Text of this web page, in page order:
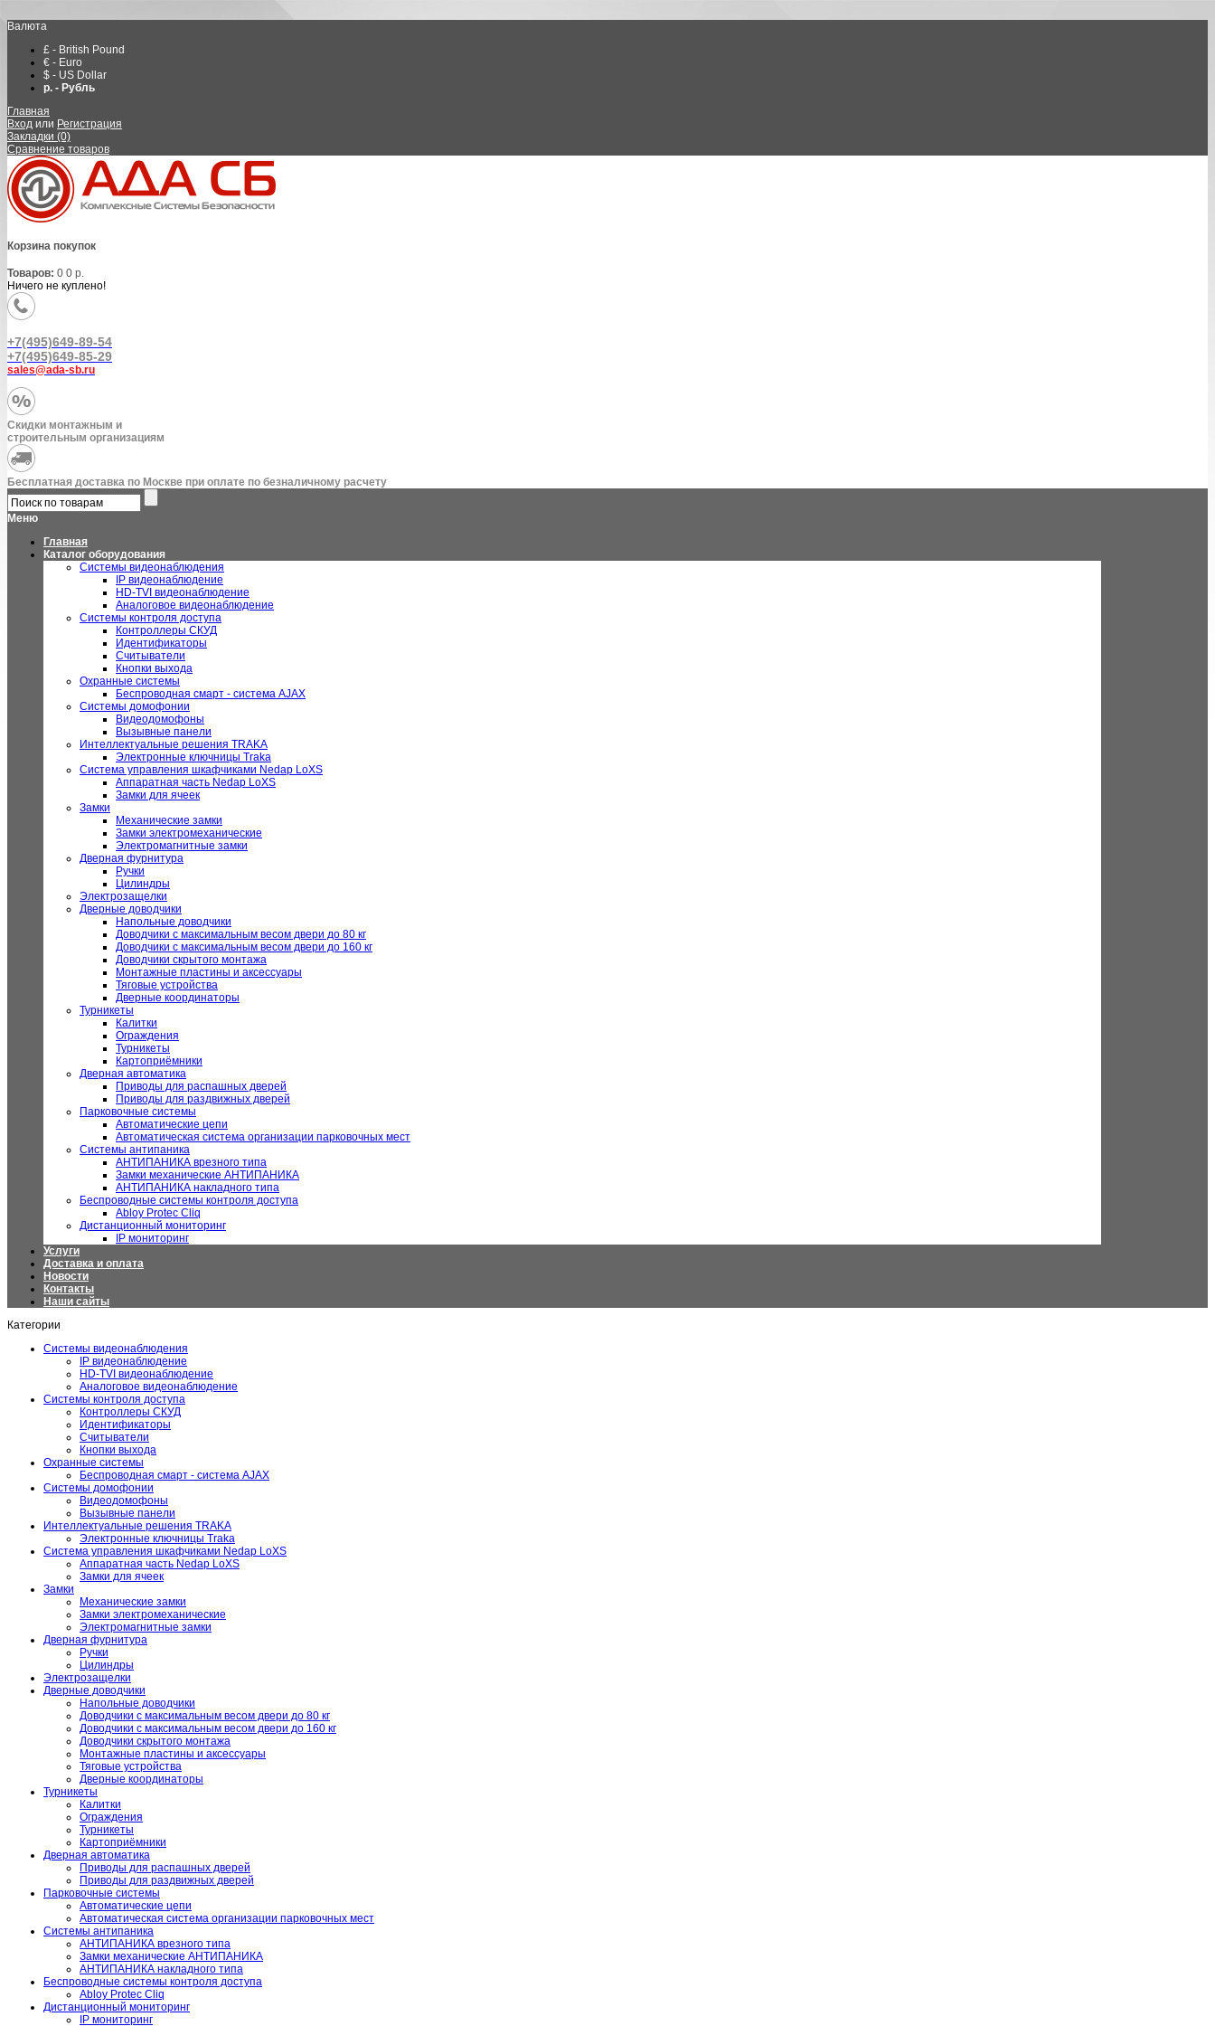
Валюта
£ - British Pound
€ - Euro
$ - US Dollar
р. - Рубль
Главная
Вход или Регистрация
Закладки (0)
Сравнение товаров
Корзина покупок
Товаров: 0 0 р.
Ничего не куплено!
+7(495)649-89-54
+7(495)649-85-29
sales@ada-sb.ru
Скидки монтажным и
строительным организациям
Бесплатная доставка по Москве при оплате по безналичному расчету
Меню
Главная
Каталог оборудования
Системы видеонаблюдения
IP видеонаблюдение
HD-TVI видеонаблюдение
Аналоговое видеонаблюдение
Системы контроля доступа
Контроллеры СКУД
Идентификаторы
Считыватели
Кнопки выхода
Охранные системы
Беспроводная смарт - система AJAX
Системы домофонии
Видеодомофоны
Вызывные панели
Интеллектуальные решения TRAKA
Электронные ключницы Traka
Система управления шкафчиками Nedap LoXS
Аппаратная часть Nedap LoXS
Замки для ячеек
Замки
Механические замки
Замки электромеханические
Электромагнитные замки
Дверная фурнитура
Ручки
Цилиндры
Электрозащелки
Дверные доводчики
Напольные доводчики
Доводчики с максимальным весом двери до 80 кг
Доводчики с максимальным весом двери до 160 кг
Доводчики скрытого монтажа
Монтажные пластины и аксессуары
Тяговые устройства
Дверные координаторы
Турникеты
Калитки
Ограждения
Турникеты
Картоприёмники
Дверная автоматика
Приводы для распашных дверей
Приводы для раздвижных дверей
Парковочные системы
Автоматические цепи
Автоматическая система организации парковочных мест
Системы антипаника
АНТИПАНИКА врезного типа
Замки механические АНТИПАНИКА
АНТИПАНИКА накладного типа
Беспроводные системы контроля доступа
Abloy Protec Cliq
Дистанционный мониторинг
IP мониторинг
Услуги
Доставка и оплата
Новости
Контакты
Наши сайты
Категории
Системы видеонаблюдения
IP видеонаблюдение
HD-TVI видеонаблюдение
Аналоговое видеонаблюдение
Системы контроля доступа
Контроллеры СКУД
Идентификаторы
Считыватели
Кнопки выхода
Охранные системы
Беспроводная смарт - система AJAX
Системы домофонии
Видеодомофоны
Вызывные панели
Интеллектуальные решения TRAKA
Электронные ключницы Traka
Система управления шкафчиками Nedap LoXS
Аппаратная часть Nedap LoXS
Замки для ячеек
Замки
Механические замки
Замки электромеханические
Электромагнитные замки
Дверная фурнитура
Ручки
Цилиндры
Электрозащелки
Дверные доводчики
Напольные доводчики
Доводчики с максимальным весом двери до 80 кг
Доводчики с максимальным весом двери до 160 кг
Доводчики скрытого монтажа
Монтажные пластины и аксессуары
Тяговые устройства
Дверные координаторы
Турникеты
Калитки
Ограждения
Турникеты
Картоприёмники
Дверная автоматика
Приводы для распашных дверей
Приводы для раздвижных дверей
Парковочные системы
Автоматические цепи
Автоматическая система организации парковочных мест
Системы антипаника
АНТИПАНИКА врезного типа
Замки механические АНТИПАНИКА
АНТИПАНИКА накладного типа
Беспроводные системы контроля доступа
Abloy Protec Cliq
Дистанционный мониторинг
IP мониторинг